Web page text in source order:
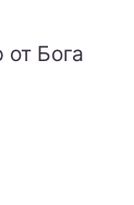
Бога